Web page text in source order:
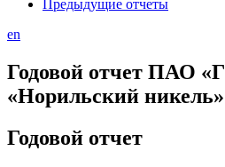
Предыдущие отчеты
en
Годовой отчет ПАО
«Норильский никель»
Годовой отчет